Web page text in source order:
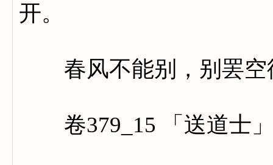
开。
春风不能别，别罢空
卷379_15 「送道士